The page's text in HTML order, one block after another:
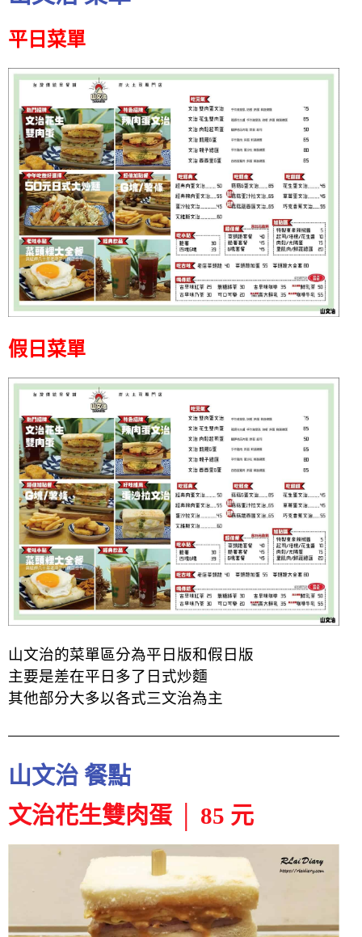
平日菜單
假日菜單
山文治的菜單區分為平日版和假日版
主要是差在平日多了日式炒麵
其他部分大多以各式三文治為主
山文治 餐點
文治花生雙肉蛋 │ 85 元